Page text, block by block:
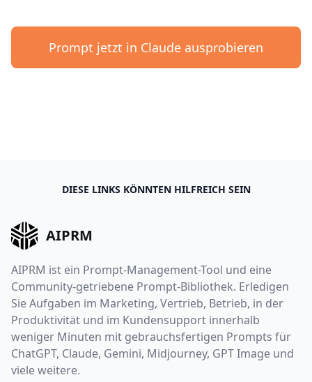
Prompt jetzt in Claude ausprobieren
DIESE LINKS KÖNNTEN HILFREICH SEIN
AIPRM
AIPRM ist ein Prompt-Management-Tool und eine
Community-getriebene Prompt-Bibliothek. Erledigen
Sie Aufgaben im Marketing, Vertrieb, Betrieb, in der
Produktivität und im Kundensupport innerhalb
weniger Minuten mit gebrauchsfertigen Prompts für
ChatGPT, Claude, Gemini, Midjourney, GPT Image und
viele weitere.